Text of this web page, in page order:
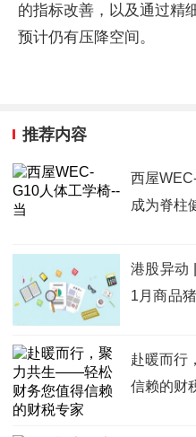
的指标改善，以及通过精
预计仍有压降空间。
推荐内容
西屋
成为脊柱
港股异动
1月商品
赴暖而行
信赖的财